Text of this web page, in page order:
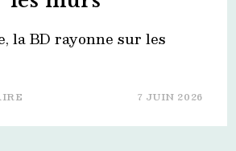
la BD rayonne sur les
7 JUIN 2026